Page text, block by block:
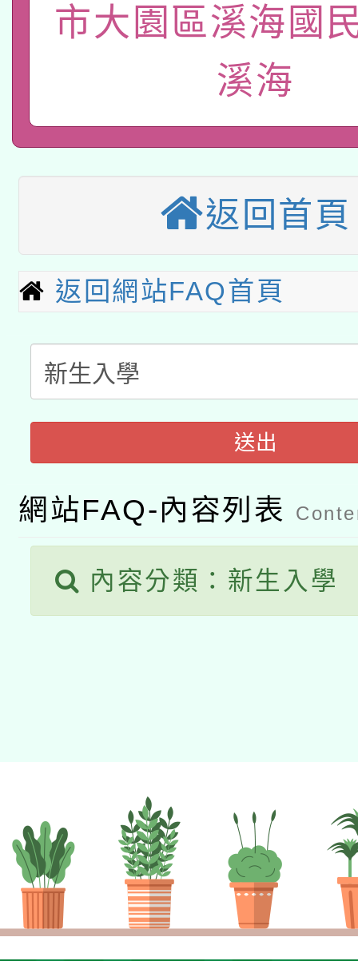
國立臺灣師範大學辦理
年度健康促進學校輔導
函轉國家教育研究院中
原住民族教育政策研討
族教育國際趨勢與發展
轉知教育部國民及學前
新北市政府教育局辦
師專業成長研習實施計
方素養工作坊新北場」
函轉國立臺灣師範大學
族語言臺北學習中心
「族語學習班」招生簡
轉知有關國立成功大學
文教學共融平台-教案
件」活動簡章
有關大陸委員會函釋公
薪期間赴陸應申請許可
轉知經濟部水利署委託
業技術研究院辦理「
用水績優單位及節水達
動」
115年8月22日(星期六
桃園市孔廟祈福系列
開 智慧啟航」
2026年桃園地景藝術
「2026桃園藝術巡演
關事宜
轉知教育部國民及學前
國立臺灣師範大學辦理
年度健康促進學校輔導
業成長研習」實施計畫
函轉國家教育研究院中
原住民族教育政策研討
族教育國際趨勢與發展
轉知教育部國民及學前
新北市政府教育局辦理
師專業成長研習實施計
方素養工作坊新北場」
函轉國立臺灣師範大學
族語言臺北學習中心
「族語學習班」招生簡
轉知有關國立成功大學
文教學共融平台-教案
件」活動簡章
市大園區溪海國
溪海
返回首頁
返回網站FAQ首頁
送出
網站FAQ-內容列表
內容分類：新生入學